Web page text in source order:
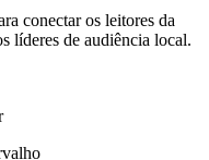
conectar os leitores da
líderes de audiência local.